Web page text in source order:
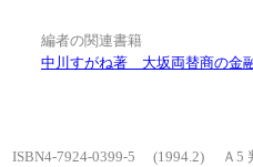
編者の関連書籍
中川すがね著 大坂両替商の金
ISBN4-7924-0399-5 (1994.2) Ａ5